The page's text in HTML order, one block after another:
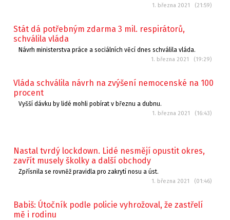
1. března 2021 (21:59)
Stát dá potřebným zdarma 3 mil. respirátorů,
schválila vláda
Návrh ministerstva práce a sociálních věcí dnes schválila vláda.
1. března 2021 (19:29)
Vláda schválila návrh na zvýšení nemocenské na 100
procent
Vyšší dávku by lidé mohli pobírat v březnu a dubnu.
1. března 2021 (16:43)
Nastal tvrdý lockdown. Lidé nesmějí opustit okres,
zavřít musely školky a další obchody
Zpřísnila se rovněž pravidla pro zakrytí nosu a úst.
1. března 2021 (01:46)
Babiš: Útočník podle policie vyhrožoval, že zastřelí
mě i rodinu